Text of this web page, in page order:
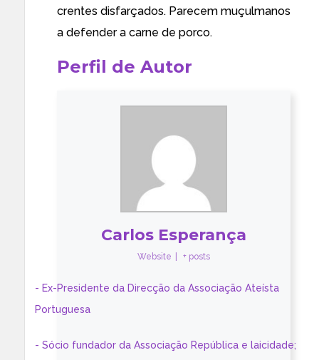
crentes disfarçados. Parecem muçulmanos
a defender a carne de porco.
Perfil de Autor
Carlos Esperança
Website + posts
- Ex-Presidente da Direcção da Associação Ateísta
Portuguesa
- Sócio fundador da Associação República e laicidade;